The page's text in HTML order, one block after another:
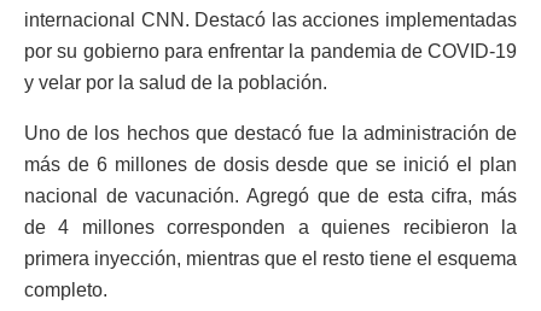
internacional CNN. Destacó las acciones implementadas
por su gobierno para enfrentar la pandemia de COVID-19
y velar por la salud de la población.
Uno de los hechos que destacó fue la administración de
más de 6 millones de dosis desde que se inició el plan
nacional de vacunación. Agregó que de esta cifra, más
de 4 millones corresponden a quienes recibieron la
primera inyección, mientras que el resto tiene el esquema
completo.